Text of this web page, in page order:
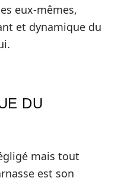
eux-mêmes,
et dynamique du
DU
mais tout
est son